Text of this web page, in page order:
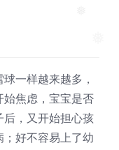
一样越来越多，
焦虑，宝宝是否
，又开始担心孩
好不容易上了幼